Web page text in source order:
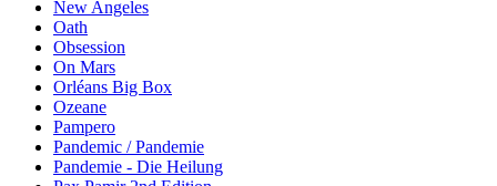
New Angeles
Oath
Obsession
On Mars
Orléans Big Box
Ozeane
Pampero
Pandemic / Pandemie
Pandemie - Die Heilung